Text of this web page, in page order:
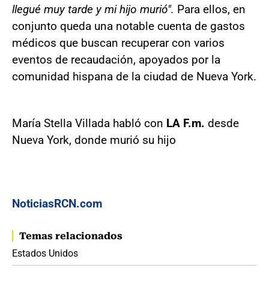
llegué muy tarde y mi hijo murió". Para ellos, en
conjunto queda una notable cuenta de gastos
médicos que buscan recuperar con varios
eventos de recaudación, apoyados por la
comunidad hispana de la ciudad de Nueva York.
María Stella Villada habló con LA F.m. desde
Nueva York, donde murió su hijo
NoticiasRCN.com
Temas relacionados
Estados Unidos